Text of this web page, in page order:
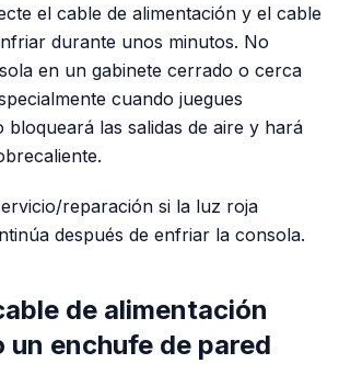
el cable de alimentación y el cable
durante unos minutos. No
en un gabinete cerrado o cerca
cuando juegues
bloqueará las salidas de aire y hará
reparación si la luz roja
después de enfriar la consola.
de alimentación
un enchufe de pared